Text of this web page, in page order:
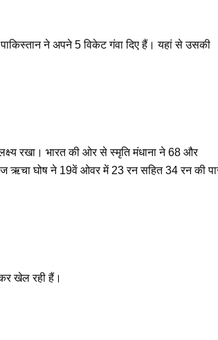
ने अपने 5 विकेट गंवा दिए हैं। यहां से उसकी
रखा। भारत की ओर से स्मृति मंधाना ने 68 और
ऋचा घोष ने 19वें ओवर में 23 रन सहित 34 रन की
खेल रही हैं।